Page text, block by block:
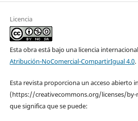
Licencia
Esta obra está bajo una licencia internacional
Atribución-NoComercial-CompartirIgual 4.0.
Esta revista proporciona un acceso abierto
(https://creativecommons.org/licenses/by-
que significa que se puede: